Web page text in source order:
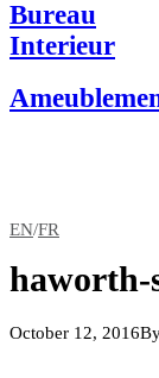
EN/FR
haworth-
October 12, 2016